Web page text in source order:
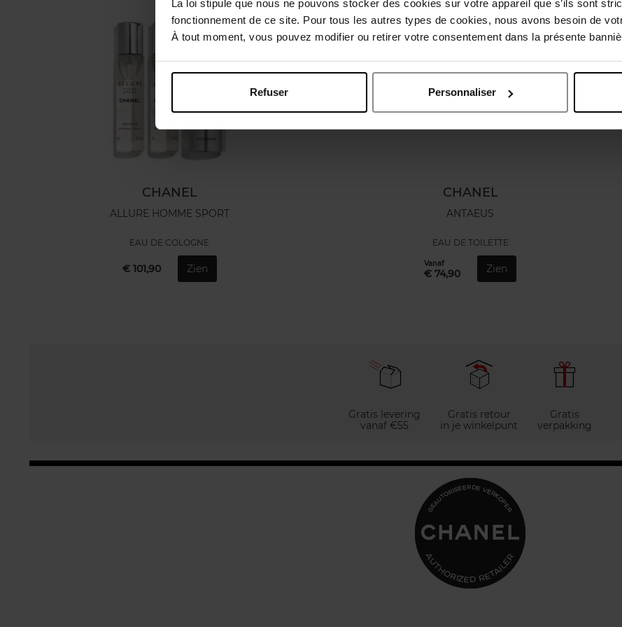
La loi stipule que nous ne pouvons stocker des cookies sur votre appareil que s’ils sont
fonctionnement de ce site. Pour tous les autres types de cookies, nous avons besoin de
À tout moment, vous pouvez modifier ou retirer votre consentement dans la présente
Refuser Personnaliser
CHANEL
ALLURE HOMME SPORT
EAU DE COLOGNE
€ 101,90 Zien
CHANEL
ANTAEUS
EAU DE TOILETTE
Vanaf
€ 74,90 Zien
Gratis levering
vanaf €55
Gratis retour
in je winkelpunt
Gratis
verpakking